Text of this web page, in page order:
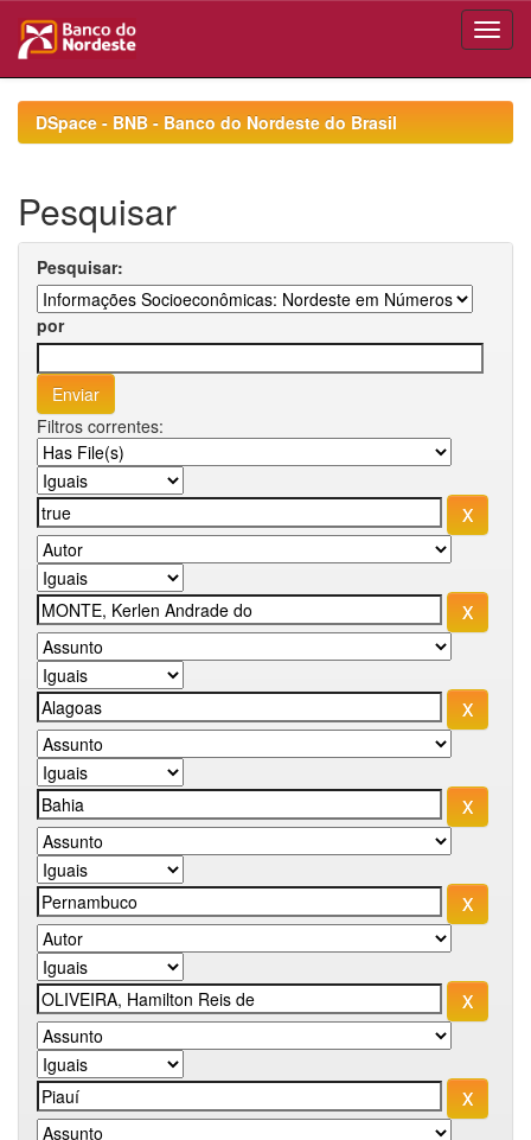
navigationDSpace - BNB - Banco do Nordeste do Brasil
Pesquisar
Pesquisar:
por
Filtros correntes: